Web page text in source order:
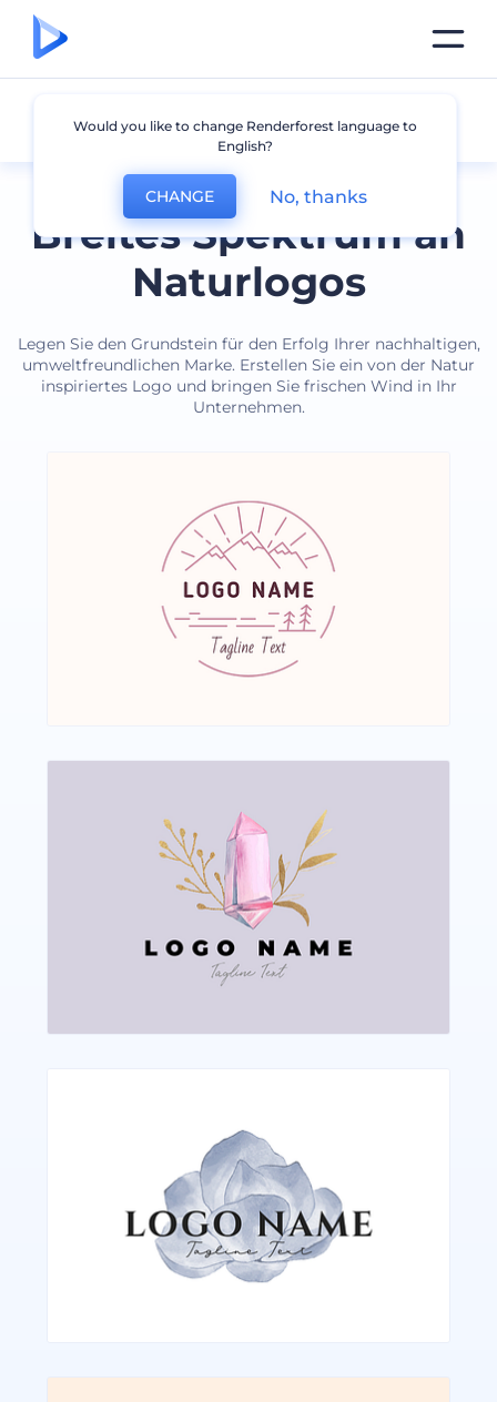
Breites Spektrum an
Naturlogos
Legen Sie den Grundstein für den Erfolg Ihrer nachhaltigen,
umweltfreundlichen Marke. Erstellen Sie ein von der Natur
inspiriertes Logo und bringen Sie frischen Wind in Ihr
Unternehmen.
Natur
Would you like to change Renderforest language to
English?
CHANGE No, thanks